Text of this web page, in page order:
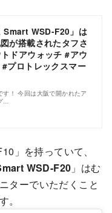
Smart WSD-F20」は
が搭載されたタフさ
ドアウォッチ #アウ
#プロトレックスマー
！ 今回は大阪で開かれたア
…
」を持っていて、
WSD-F20 」はむ
ターでいただくこと
。